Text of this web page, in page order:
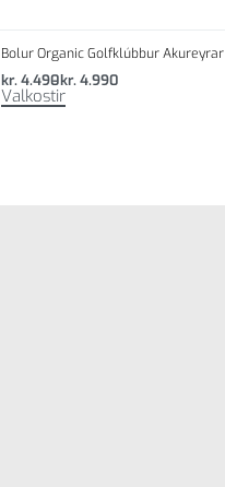
Bolur Organic Golfklúbbur Akureyrar
kr.4.490kr.4.990
Valkostir